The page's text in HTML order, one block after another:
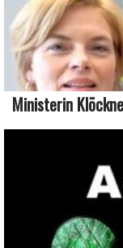
Ministerin